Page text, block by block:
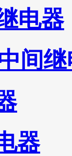
电器
间
器